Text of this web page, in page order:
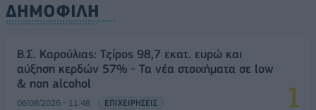
ΔΗΜΟΦΙΛΗ
Β.Σ. Καρούλιας: Τζίρος 98,7 εκατ. ευρώ και
αύξηση κερδών 57% - Τα νέα στοιχήματα σε low
& non alcohol
06/08/2026 - 11:48 ΕΠΙΧΕΙΡΗΣΕΙΣ